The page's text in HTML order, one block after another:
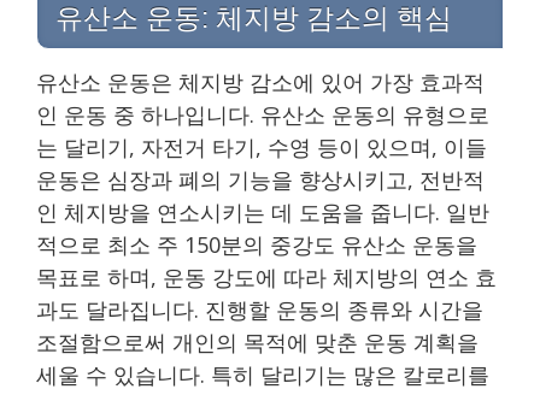
유산소 운동: 체지방 감소의 핵심
유산소 운동은 체지방 감소에 있어 가장 효과적
인 운동 중 하나입니다. 유산소 운동의 유형으로
는 달리기, 자전거 타기, 수영 등이 있으며, 이들
운동은 심장과 폐의 기능을 향상시키고, 전반적
인 체지방을 연소시키는 데 도움을 줍니다. 일반
적으로 최소 주 150분의 중강도 유산소 운동을
목표로 하며, 운동 강도에 따라 체지방의 연소 효
과도 달라집니다. 진행할 운동의 종류와 시간을
조절함으로써 개인의 목적에 맞춘 운동 계획을
세울 수 있습니다. 특히 달리기는 많은 칼로리를